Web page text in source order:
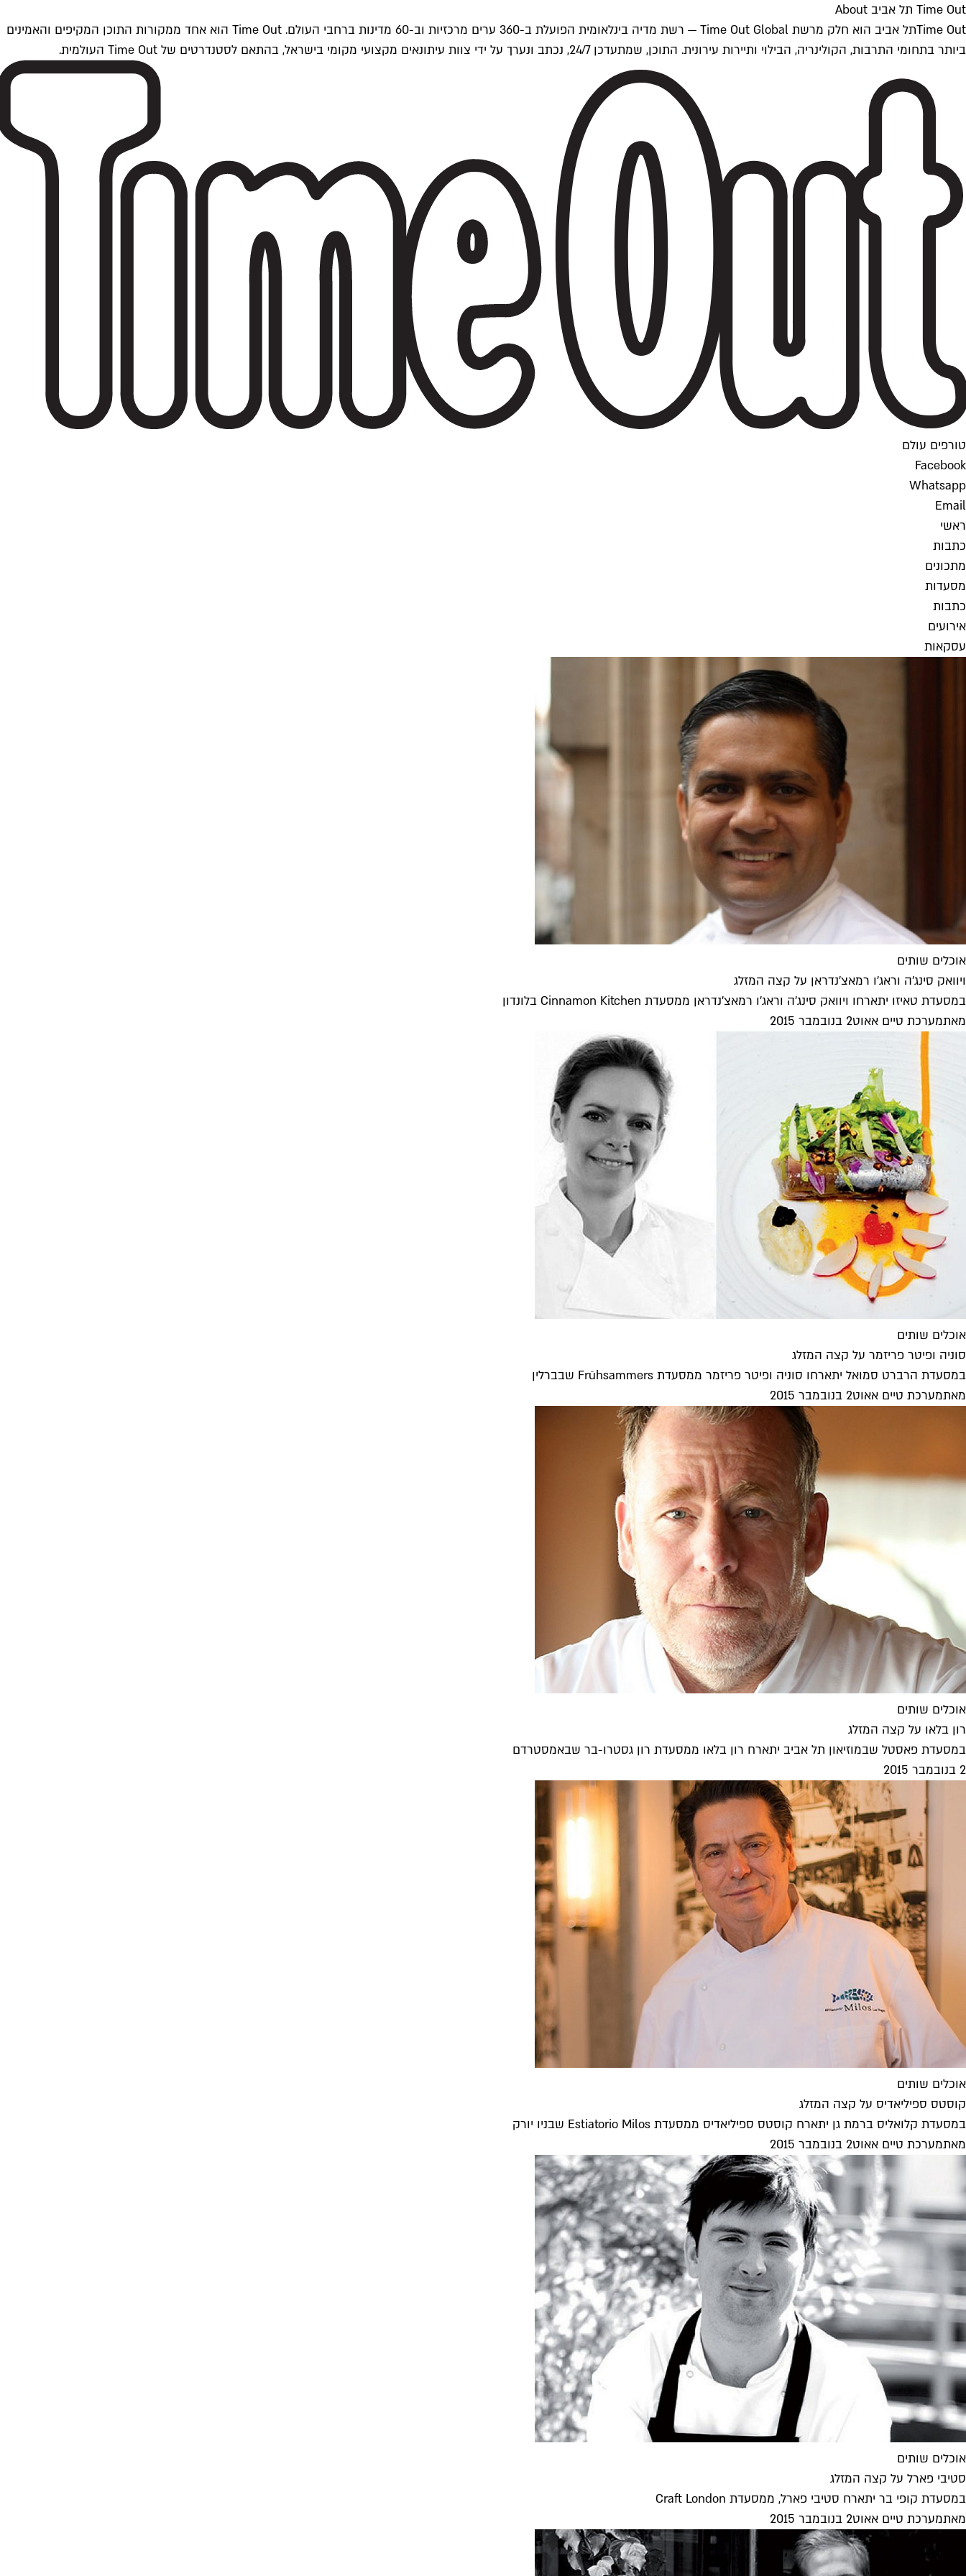
Time Out תל אביב About
Time Outתל אביב הוא חלק מרשת Time Out Global — רשת מדיה בינלאומית הפועלת ב-360 ערים מרכזיות וב-60 מדינות ברחבי העולם. Time Out הוא אחד ממקורות התוכן המקיפים והאמינים
ביותר בתחומי התרבות, הקולינריה, הבילוי ותיירות עירונית. התוכן, שמתעדכן 24/7, נכתב ונערך על ידי צוות עיתונאים מקצועי מקומי בישראל, בהתאם לסטנדרטים של Time Out העולמית.
טורפים עולם
Facebook
Whatsapp
Email
ראשי
כתבות
מתכונים
מסעדות
כתבות
אירועים
עסקאות
אוכלים שותים
ויוואק סינג'ה וראג'ו רמאצ'נדראן על קצה המזלג
במסעדת טאיזו יתארחו ויוואק סינג'ה וראג'ו רמאצ'נדראן ממסעדת Cinnamon Kitchen בלונדון
מאתמערכת טיים אאוט2 בנובמבר 2015
אוכלים שותים
סוניה ופיטר פריזמר על קצה המזלג
במסעדת הרברט סמואל יתארחו סוניה ופיטר פריזמר ממסעדת Frühsammers שבברלין
מאתמערכת טיים אאוט2 בנובמבר 2015
אוכלים שותים
רון בלאו על קצה המזלג
במסעדת פאסטל שבמוזיאון תל אביב יתארח רון בלאו ממסעדת רון גסטרו-בר שבאמסטרדם
2 בנובמבר 2015
אוכלים שותים
קוסטס ספיליאדיס על קצה המזלג
במסעדת קלואליס ברמת גן יתארח קוסטס ספיליאדיס ממסעדת Estiatorio Milos שבניו יורק
מאתמערכת טיים אאוט2 בנובמבר 2015
אוכלים שותים
סטיבי פארל על קצה המזלג
במסעדת קופי בר יתארח סטיבי פארל, ממסעדת Craft London
מאתמערכת טיים אאוט2 בנובמבר 2015